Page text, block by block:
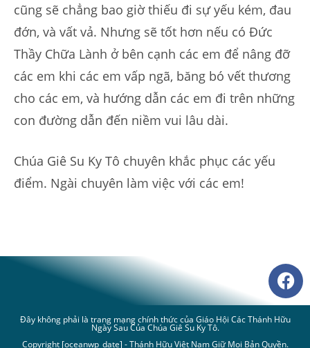
cũng sẽ chẳng bao giờ thiếu đi sự yếu kém, đau
đớn, và vất vả. Nhưng sẽ tốt hơn nếu có Đức
Thầy Chữa Lành ở bên cạnh các em để nâng đỡ
các em khi các em vấp ngã, băng bó vết thương
cho các em, và hướng dẫn các em đi trên những
con đường dẫn đến niềm vui lâu dài.
Chúa Giê Su Ky Tô chuyên khắc phục các yếu
điểm. Ngài chuyên làm việc với các em!
Đây không phải là trang mạng chính thức của Giáo Hội Các Thánh Hữu
Ngày Sau Của Chúa Giê Su Ky Tô.
Copyright [oceanwp_date] - Thánh Hữu Việt Nam Giữ Mọi Bản Quyền.